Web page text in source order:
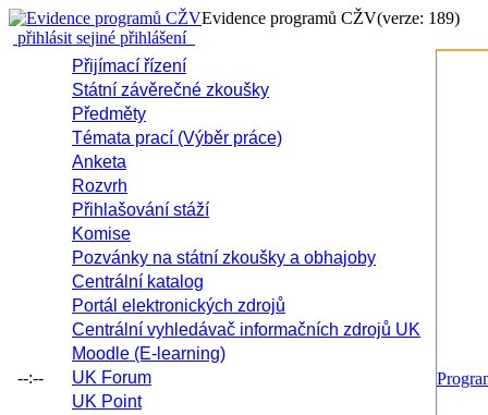
Evidence programů CŽV(verze: 189)
přihlásit sejiné přihlášení
--:--
Přijímací řízení
Státní závěrečné zkoušky
Předměty
Témata prací (Výběr práce)
Anketa
Rozvrh
Přihlašování stáží
Komise
Pozvánky na státní zkoušky a obhajoby
Centrální katalog
Portál elektronických zdrojů
Centrální vyhledávač informačních zdrojů UK
Moodle (E-learning)
UK Forum
UK Point